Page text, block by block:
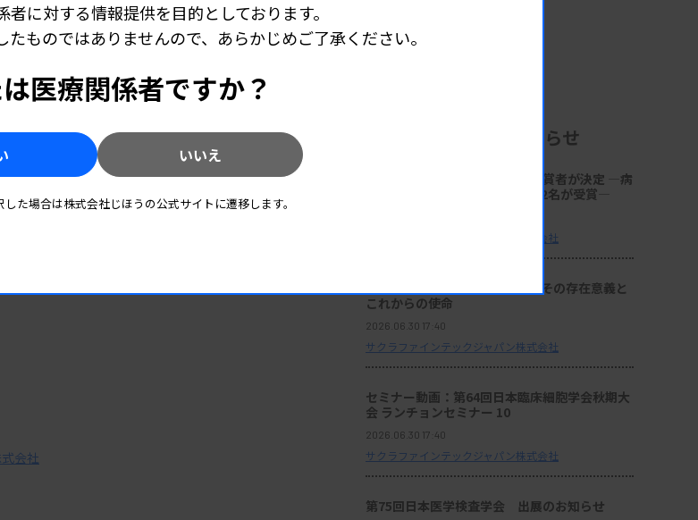
お知らせを見る(0件)
会社
企業からのお知らせ
第18回「サクラ病理技術賞」受賞者が決定 ―病
理技術の発展と伝承に貢献する2名が受賞―
サクラファインテックジャパン株式会社
座談会：『サクラ病理技術賞』その存在意義と
これからの使命
2026.06.30 17:40
サクラファインテックジャパン株式会社
セミナー動画：第64回日本臨床細胞学会秋期大
会 ランチョンセミナー 10
2026.06.30 17:40
サクラファインテックジャパン株式会社
第75回日本医学検査学会 出展のお知らせ
者に対する情報提供を目的としております。
ものではありませんので、あらかじめご了承ください。
医療関係者ですか？
いいえ
た場合は株式会社じほうの公式サイトに遷移します。